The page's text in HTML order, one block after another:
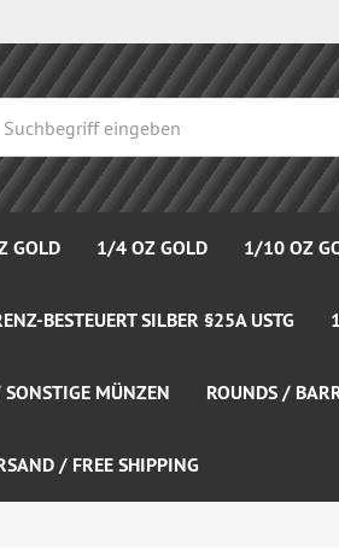
GOLD 1/4 OZ GOLD 1/10 OZ
BESTEUERT SILBER §25A USTG
MÜNZEN ROUNDS /
/ FREE SHIPPING